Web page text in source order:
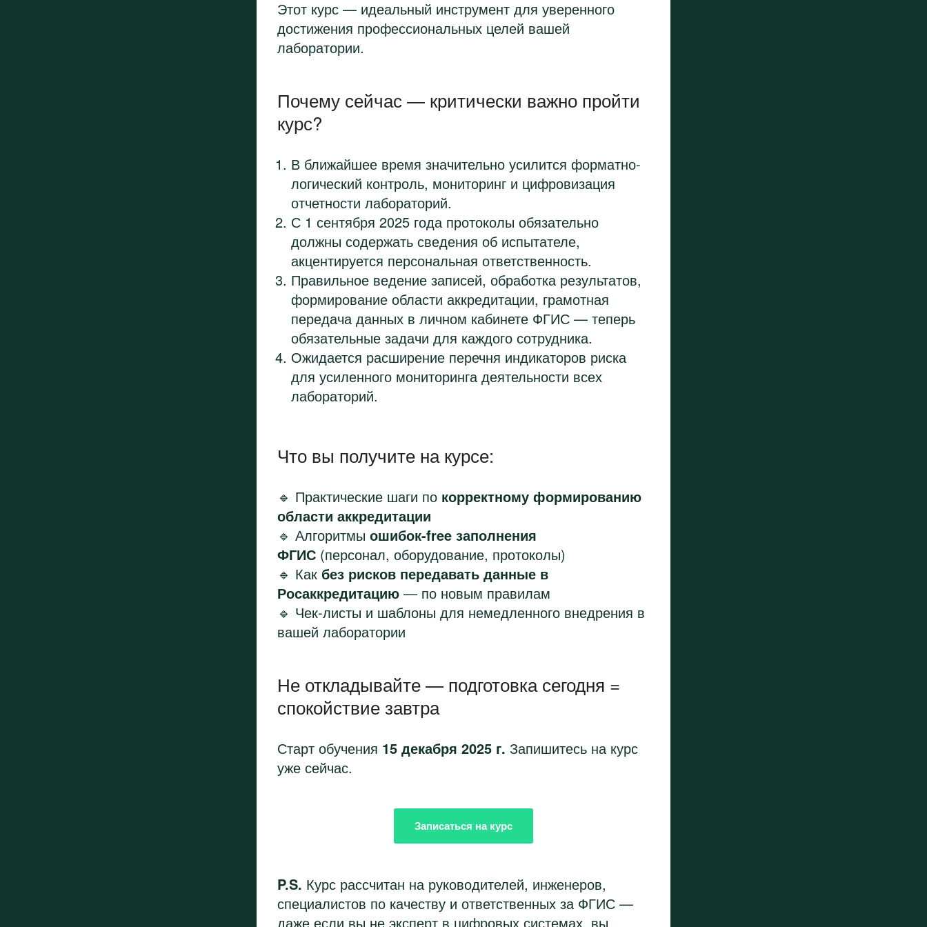
Этот курс — идеальный инструмент для уверенного
достижения профессиональных целей вашей
лаборатории.
Почему сейчас — критически важно пройти
курс?
В ближайшее время значительно усилится форматно-
логический контроль, мониторинг и цифровизация
отчетности лабораторий.
С 1 сентября 2025 года протоколы обязательно
должны содержать сведения об испытателе,
акцентируется персональная ответственность.
Правильное ведение записей, обработка результатов,
формирование области аккредитации, грамотная
передача данных в личном кабинете ФГИС — теперь
обязательные задачи для каждого сотрудника.
Ожидается расширение перечня индикаторов риска
для усиленного мониторинга деятельности всех
лабораторий.
Что вы получите на курсе:
🔹 Практические шаги по корректному формированию
области аккредитации
🔹 Алгоритмы ошибок-free заполнения
ФГИС (персонал, оборудование, протоколы)
🔹 Как без рисков передавать данные в
Росаккредитацию — по новым правилам
🔹 Чек-листы и шаблоны для немедленного внедрения в
вашей лаборатории
Не откладывайте — подготовка сегодня =
спокойствие завтра
Старт обучения 15 декабря 2025 г. Запишитесь на курс
уже сейчас.
Записаться на курс
P.S. Курс рассчитан на руководителей, инженеров,
специалистов по качеству и ответственных за ФГИС —
даже если вы не эксперт в цифровых системах, вы